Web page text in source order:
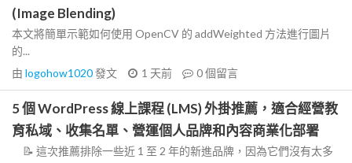
(Image Blending)
本文將簡單示範如何使用 OpenCV 的 addWeighted 方法進行圖片
的...
由 logohow1020發文 1 天前 0個留言
5 個 WordPress 線上課程 (LMS) 外掛推薦，適合經營教
育私域、收集名單、營運個人品牌和內容商業化部署
📝 這次推薦排除一些近 1 至 2 年的新進品牌，因為它們沒有太多